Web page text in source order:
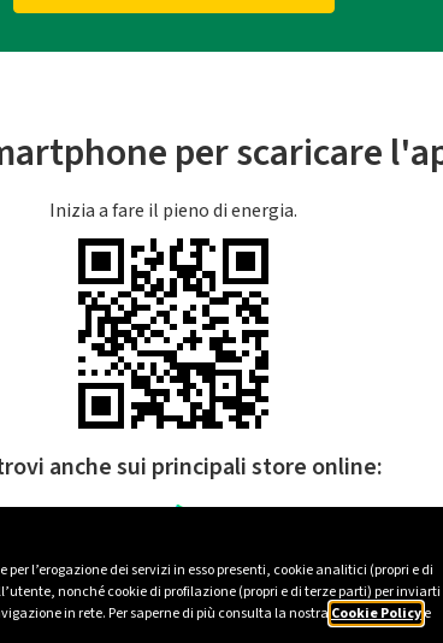
l’erogazione dei servizi in esso presenti, cookie analitici (propri e di
nonché cookie di profilazione (propri e di terze parti) per inviarti
in rete. Per saperne di più consulta la nostra Cookie Policye
per scaricare
Inizia a fare il pieno di energia.
anche sui principali store online: